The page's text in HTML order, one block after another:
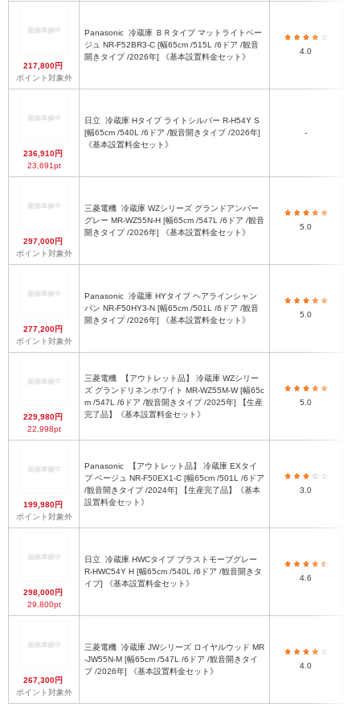
217,800円
ポイント対象外
Panasonic
ジュ NR-F52BR3-C [幅65cm /515L /6ドア /観音
開きタイプ /2026年] 《基本設置料金セット》
4.0
236,910円
23,691pt
日立
[幅65cm /540L /6ドア /観音開きタイプ /2026年]
《基本設置料金セット》
-
297,000円
ポイント対象外
三菱電機
グレー MR-WZ55N-H [幅65cm /547L /6ドア /観音
開きタイプ /2026年] 《基本設置料金セット》
5.0
277,200円
ポイント対象外
Panasonic
パン NR-F50HY3-N [幅65cm /501L /6ドア /観音
開きタイプ /2026年] 《基本設置料金セット》
5.0
229,980円
22,998pt
三菱電機
ズ グランドリネンホワイト MR-WZ55M-W [幅65c
m /547L /6ドア /観音開きタイプ /2025年] 【生産
完了品】《基本設置料金セット》
5.0
199,980円
ポイント対象外
Panasonic
プ ベージュ NR-F50EX1-C [幅65cm /501L /6ドア
/観音開きタイプ /2024年] 【生産完了品】《基本
設置料金セット》
3.0
298,000円
29,800pt
日立
R-HWC54Y H [幅65cm /540L /6ドア /観音開きタ
イプ] 《基本設置料金セット》
4.6
267,300円
ポイント対象外
三菱電機
-JW55N-M [幅65cm /547L /6ドア /観音開きタイ
プ /2026年] 《基本設置料金セット》
4.0